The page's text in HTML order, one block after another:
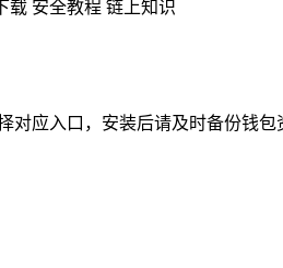
载 安全教程 链上知识
对应入口，安装后请及时备份钱包